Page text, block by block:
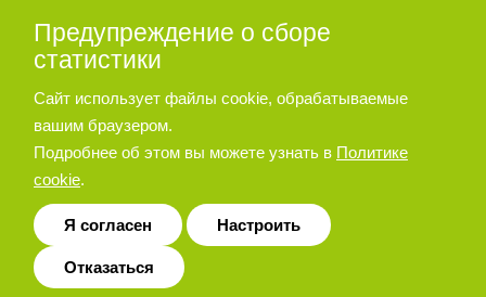
ПОДПИСАТЬСЯ НА РАССЫЛКУ
ПОЛИТИКА КОНФИДЕНЦИАЛЬНОСТИ
© 2026 Пневматическое и гидравлическое оборудование ООО
«Остек-АртТул»
Предупреждение о сборе
статистики
Сайт использует файлы cookie, обрабатываемые
вашим браузером.
Подробнее об этом вы можете узнать в Политике
cookie.
Я согласен Настроить
Отказаться